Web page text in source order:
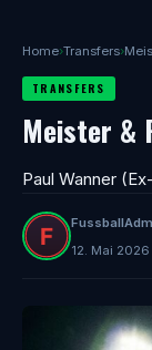
Home›Transfers›
TRANSFERS
Meister &
Paul Wanner
12. Mai